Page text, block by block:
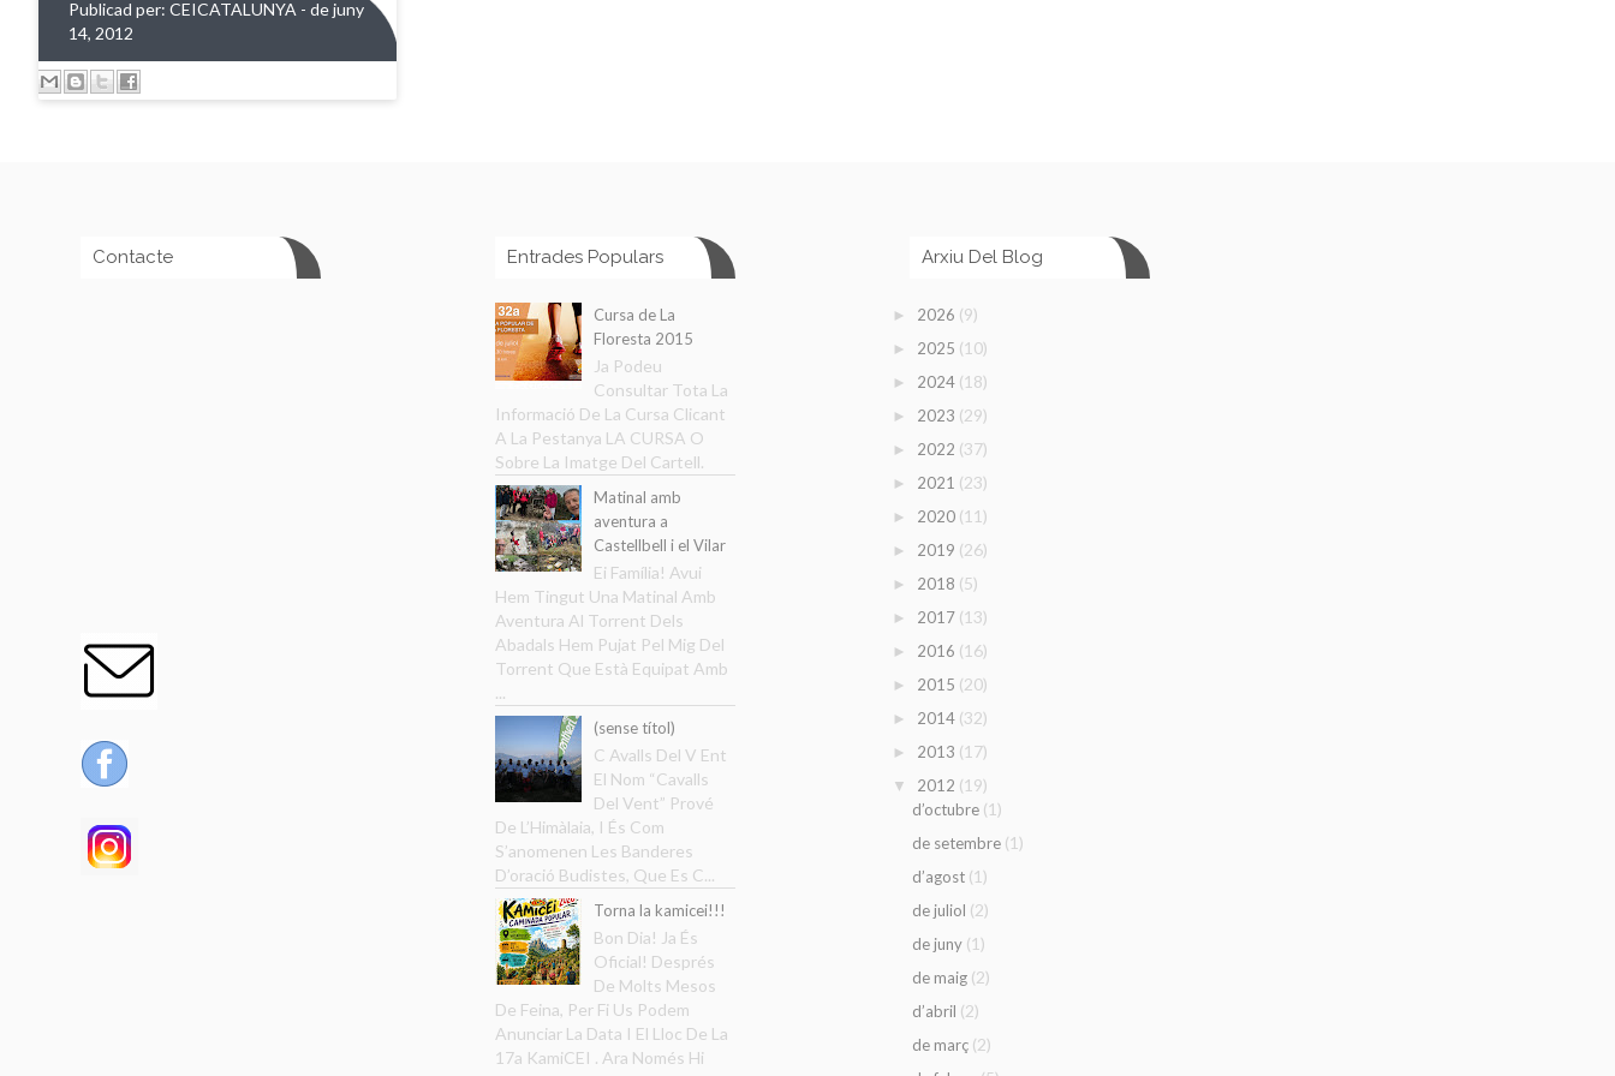
Publicad per: CEICATALUNYA - de juny
14, 2012
Contacte Entrades Populars
Cursa de La
Floresta 2015
Ja Podeu
Consultar Tota La
Informació De La Cursa Clicant
A La Pestanya LA CURSA O
Sobre La Imatge Del Cartell.
Matinal amb
aventura a
Castellbell i el Vilar
Ei Família! Avui
Hem Tingut Una Matinal Amb
Aventura Al Torrent Dels
Abadals Hem Pujat Pel Mig Del
Torrent Que Està Equipat Amb
...
(sense títol)
C Avalls Del V Ent
El Nom “Cavalls
Del Vent” Prové
De L’Himàlaia, I És Com
S’anomenen Les Banderes
D’oració Budistes, Que Es C...
Torna la kamicei!!!
Bon Dia! Ja És
Oficial! Després
De Molts Mesos
De Feina, Per Fi Us Podem
Anunciar La Data I El Lloc De La
17a KamiCEI . Ara Només Hi
Arxiu Del Blog
► 2026 (9)
► 2025 (10)
► 2024 (18)
► 2023 (29)
► 2022 (37)
► 2021 (23)
► 2020 (11)
► 2019 (26)
► 2018 (5)
► 2017 (13)
► 2016 (16)
► 2015 (20)
► 2014 (32)
► 2013 (17)
▼ 2012 (19)
d’octubre (1)
de setembre (1)
d’agost (1)
de juliol (2)
de juny (1)
de maig (2)
d’abril (2)
de març (2)